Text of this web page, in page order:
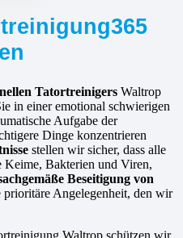
Tatortreinigers Waltrop
in einer emotional schwierigen
Aufgabe der
Dinge konzentrieren
stellen wir sicher, dass alle
Keime, Bakterien und Viren,
Beseitigung von
prioritäre Angelegenheit, den wir
Waltrop schützen wir